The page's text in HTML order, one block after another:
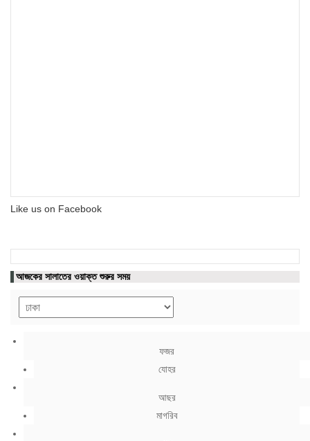
Like us on Facebook
আজকের সালাতের ওয়াক্ত শুরুর সময়
ফজর
যোহর
আছর
মাগরিব